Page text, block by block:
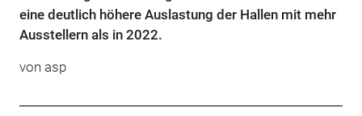
eine deutlich höhere Auslastung der Hallen mit mehr
Ausstellern als in 2022.
von asp